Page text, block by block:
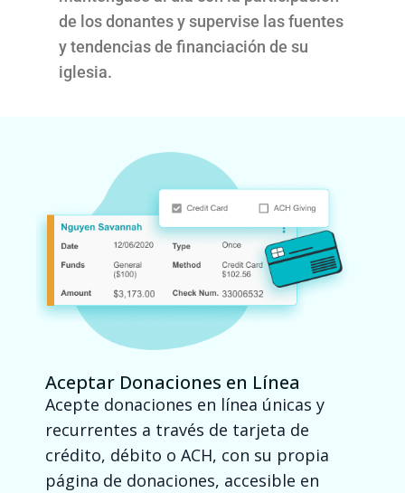
de los donantes y supervise las fuentes
y tendencias de financiación de su
iglesia.
Aceptar Donaciones en Línea
Acepte donaciones en línea únicas y
recurrentes a través de tarjeta de
crédito, débito o ACH, con su propia
página de donaciones, accesible en